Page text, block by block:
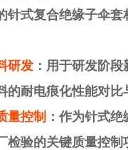
针式复合绝缘子伞套
研发 ：用于研发阶
的耐电痕化性能对比
量控制 ：作为针式
检验的关键质量控制